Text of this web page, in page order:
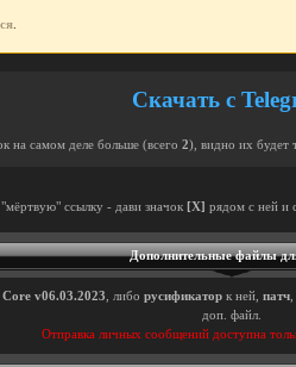
Скачать с
на самом деле больше (всего 2), видно их будет
ссылку - дави значок [X] рядом с ней и
Дополнительные файлы
Core v06.03.2023 , либо русификатор к ней, патч
доп. файл.
Отправка личных сообщений доступна